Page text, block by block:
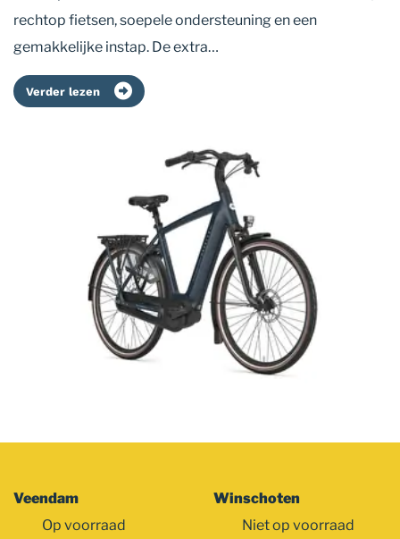
rechtop fietsen, soepele ondersteuning en een
gemakkelijke instap. De extra…
Verder lezen
Veendam
Op voorraad
Winschoten
Niet op voorraad